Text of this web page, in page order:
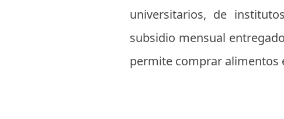
universitarios, de
subsidio mensual
permite comprar alimentos